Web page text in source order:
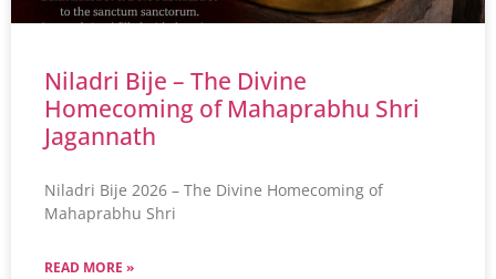
Niladri Bije – The Divine
Homecoming of Mahaprabhu Shri
Jagannath
Niladri Bije 2026 – The Divine Homecoming of
Mahaprabhu Shri
READ MORE »